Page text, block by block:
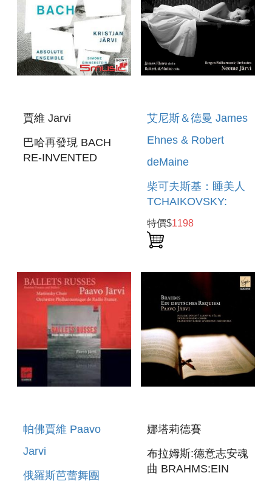
NOIRE
賈維 Jarvi
巴哈再發現 BACH
RE-INVENTED
艾尼斯＆德曼 James
Ehnes & Robert
deMaine
柴可夫斯基：睡美人
TCHAIKOVSKY:
THE SLEEPING
BEAUTY
特價$1198
帕佛賈維 Paavo
Jarvi
俄羅斯芭蕾舞團
娜塔莉德賽
布拉姆斯:德意志安魂
曲 BRAHMS:EIN